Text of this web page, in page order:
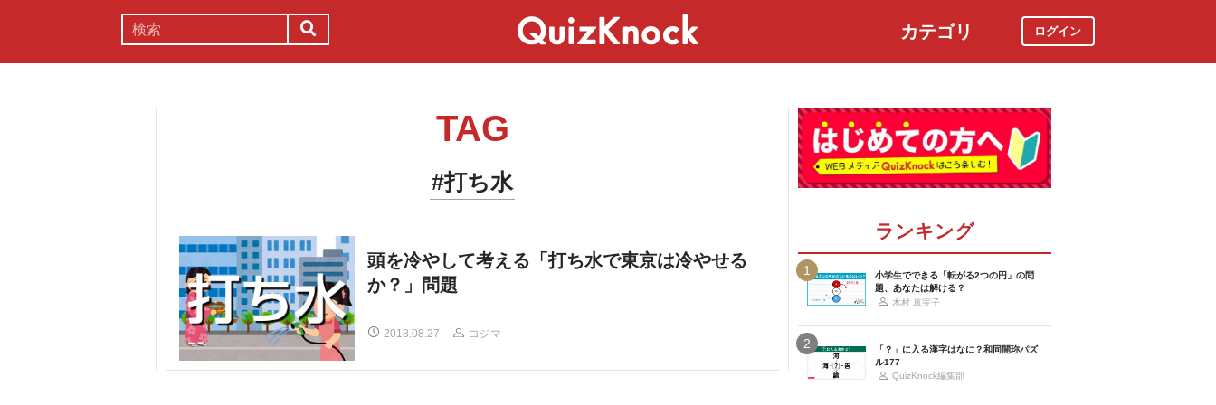
カテゴリ ログイン
TAG
#打ち水
頭を冷やして考える「打ち水で東京は冷やせる
か？」問題
2018.08.27 コジマ
ランキング
1
小学生でできる「転がる2つの円」の問
題、あなたは解ける？
木村 真実子
2
「？」に入る漢字はなに？和同開珎パズ
ル177
QuizKnock編集部